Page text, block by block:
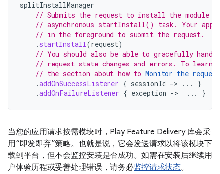
splitInstallManager
// Submits the request to install the module
// asynchronous startInstall() task. Your app
// in the foreground to submit the request.
. startInstall(request)
// You should also be able to gracefully handle
// request state changes and errors. To learn
// the section about how to Monitor the
.addOnSuccessListener { sessionId -> ...
}
.addOnFailureListener { exception -> ... }
当您的应用请求按需模块时，Play Feature Delivery 库会采
用“即发即弃”策略。也就是说，它会发送请求以将该模块下
载到平台，但不会监控安装是否成功。如需在安装后继续用
户体验历程或妥善处理错误，请务必监控请求状态。